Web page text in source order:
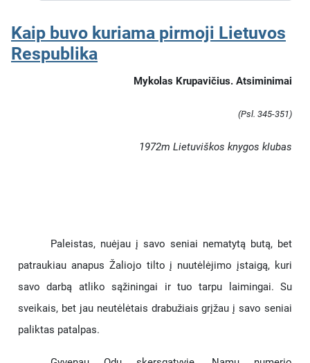
Kaip buvo kuriama pirmoji Lietuvos
Respublika
Mykolas Krupavičius. Atsiminimai
(Psl. 345-351)
1972m Lietuviškos knygos klubas
Paleistas, nuėjau į savo seniai nematytą butą, bet
patraukiau anapus Žaliojo tilto į nuutėlėjimo įstaigą, kuri
savo darbą atliko sąžiningai ir tuo tarpu laimingai. Su
sveikais, bet jau neutėlėtais drabužiais grįžau į savo seniai
paliktas patalpas.